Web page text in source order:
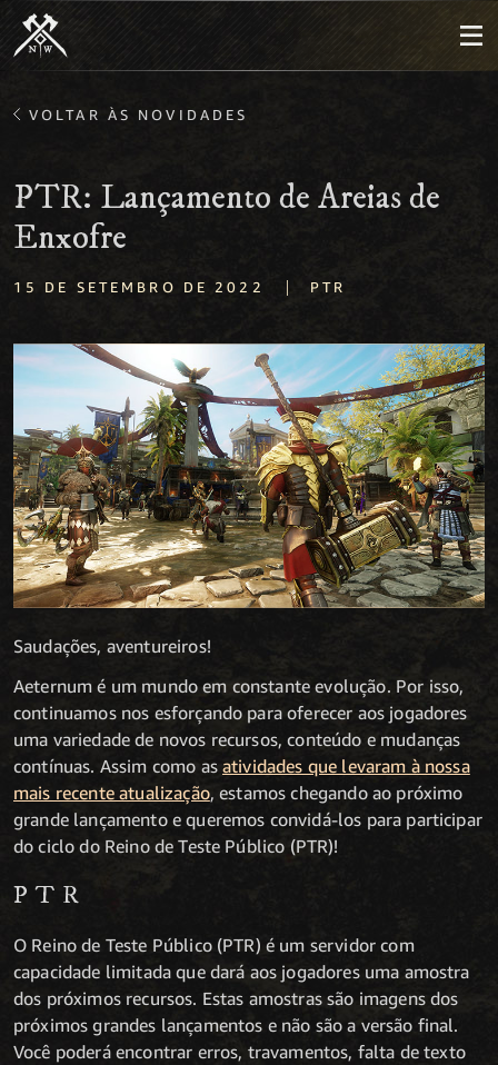
VOLTAR ÀS NOVIDADES
PTR: Lançamento de Areias de
Enxofre
15 DE SETEMBRO DE 2022 | PTR
Saudações, aventureiros!
Aeternum é um mundo em constante evolução. Por isso,
continuamos nos esforçando para oferecer aos jogadores
uma variedade de novos recursos, conteúdo e mudanças
contínuas. Assim como asatividades que levaram à nossa
mais recente atualização, estamos chegando ao próximo
grande lançamento e queremos convidá-los para participar
do ciclo do Reino de Teste Público (PTR)!
PTR
O Reino de Teste Público (PTR) é um servidor com
capacidade limitada que dará aos jogadores uma amostra
dos próximos recursos. Estas amostras são imagens dos
próximos grandes lançamentos e não são a versão final.
Você poderá encontrar erros, travamentos, falta de texto